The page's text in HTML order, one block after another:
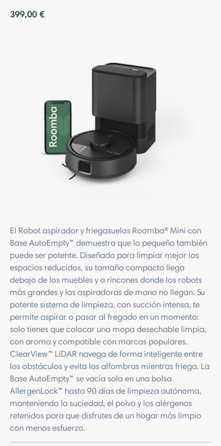
399,00 €
El Robot aspirador y friegasuelos Roomba® Mini con
Base AutoEmpty™ demuestra que lo pequeño también
puede ser potente. Diseñado para limpiar mejor los
espacios reducidos, su tamaño compacto llega
debajo de los muebles y a rincones donde los robots
más grandes y las aspiradoras de mano no llegan. Su
potente sistema de limpieza, con succión intensa, te
permite aspirar o pasar al fregado en un momento:
solo tienes que colocar una mopa desechable limpia,
con aroma y compatible con marcas populares.
ClearView™ LiDAR navega de forma inteligente entre
los obstáculos y evita las alfombras mientras friega. La
Base AutoEmpty™ se vacía sola en una bolsa
AllergenLock™ hasta 90 días de limpieza autónoma,
manteniendo la suciedad, el polvo y los alérgenos
retenidos para que disfrutes de un hogar más limpio
con menos esfuerzo.